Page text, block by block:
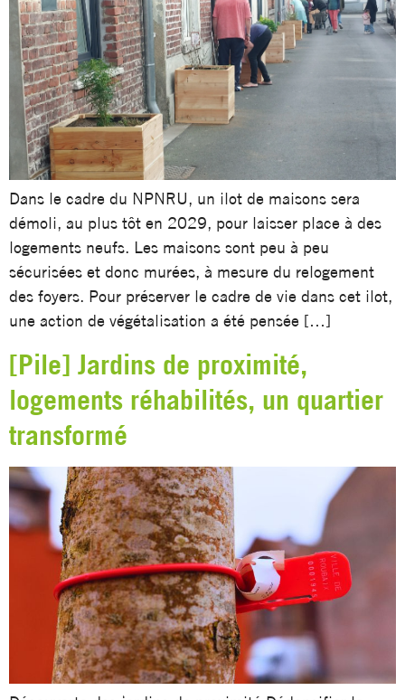
Dans le cadre du NPNRU, un ilot de maisons sera
démoli, au plus tôt en 2029, pour laisser place à des
logements neufs. Les maisons sont peu à peu
sécurisées et donc murées, à mesure du relogement
des foyers. Pour préserver le cadre de vie dans cet ilot,
une action de végétalisation a été pensée […]
[Pile] Jardins de proximité,
logements réhabilités, un quartier
transformé